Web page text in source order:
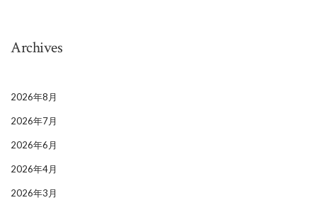
Archives
2026年8月
2026年7月
2026年6月
2026年4月
2026年3月